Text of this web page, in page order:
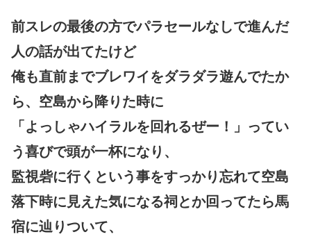
前スレの最後の方でパラセールなしで進んだ
人の話が出てたけど
俺も直前までブレワイをダラダラ遊んでたか
ら、空島から降りた時に
「よっしゃハイラルを回れるぜー！」ってい
う喜びで頭が一杯になり、
監視砦に行くという事をすっかり忘れて空島
落下時に見えた気になる祠とか回ってたら馬
宿に辿りついて、